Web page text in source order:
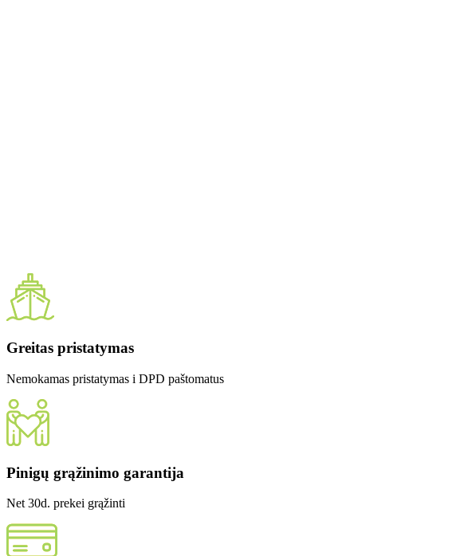
Greitas pristatymas
Nemokamas pristatymas i DPD paštomatus
Pinigų grąžinimo garantija
Net 30d. prekei grąžinti